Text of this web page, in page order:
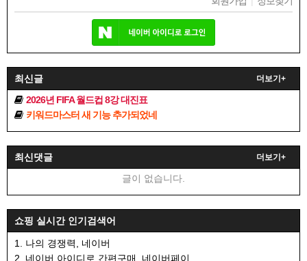
최신글 더보기+
2026년 FIFA 월드컵 8강 대진표
키워드마스터 새 기능 추가되었네
최신댓글 더보기+
글이 없습니다.
쇼핑 실시간 인기검색어
1. 나의 경쟁력, 네이버
2. 네이버 아이디로 간편구매, 네이버페이